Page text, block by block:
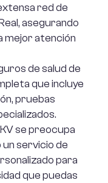
red de
asegurando
mejor atención
de salud de
que incluye
pruebas
se preocupa
servicio de
para
que puedas